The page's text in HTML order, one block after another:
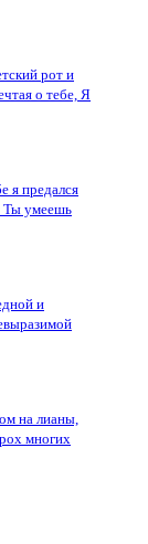
рот и
о тебе, Я
я предался
Ты умеешь
и
на лианы,
многих